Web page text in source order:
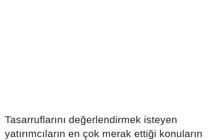
Tasarruflarını değerlendirmek isteyen
yatırımcıların en çok merak ettiği konuların